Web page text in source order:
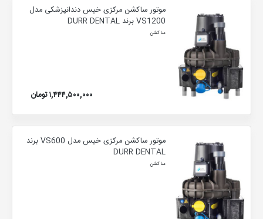
موتور ساکشن مرکزی خیس دندانپزشکی مدل
VS1200 برند DURR DENTAL
ساکشن
۱,۴۴۴,۵۰۰,۰۰۰ تومان
موتور ساکشن مرکزی خیس مدل VS600 برند
DURR DENTAL
ساکشن